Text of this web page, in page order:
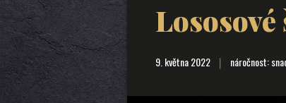
9. května 2022 náročnost: